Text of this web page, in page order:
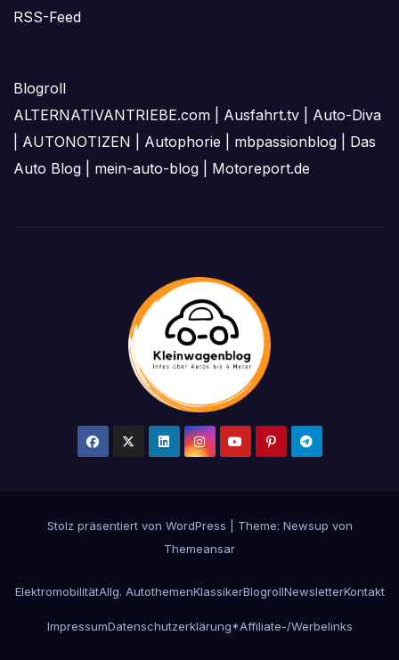
RSS-Feed
Blogroll
ALTERNATIVANTRIEBE.com
Ausfahrt.tv
Auto-Diva
AUTONOTIZEN Autophorie mbpassionblog
Das
Auto Blog
mein-auto-blog Motoreport.de
Stolz präsentiert von WordPress
Theme: Newsup von
Themeansar
ElektromobilitätAllg. AutothemenKlassikerBlogrollNewsletterKontakt
ImpressumDatenschutzerklärung*Affiliate-/Werbelinks